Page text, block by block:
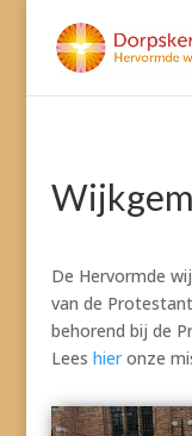
De Hervormde
van de
behorend bij de
Lees hieronze